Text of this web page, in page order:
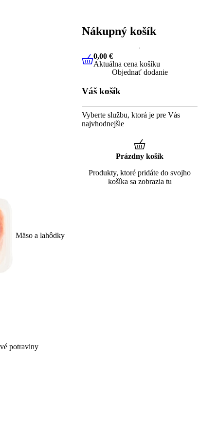
Mäso a lahôdky
potraviny
Nákupný košík
0,00 €Aktuálna cena košíku
0,00 €
Aktuálna cena košíku
Objednať dodanie
Váš košík
Vyberte službu, ktorá je pre Vás
najvhodnejšie
Prázdny košík
Produkty, ktoré pridáte do svojho
košíka sa zobrazia tu